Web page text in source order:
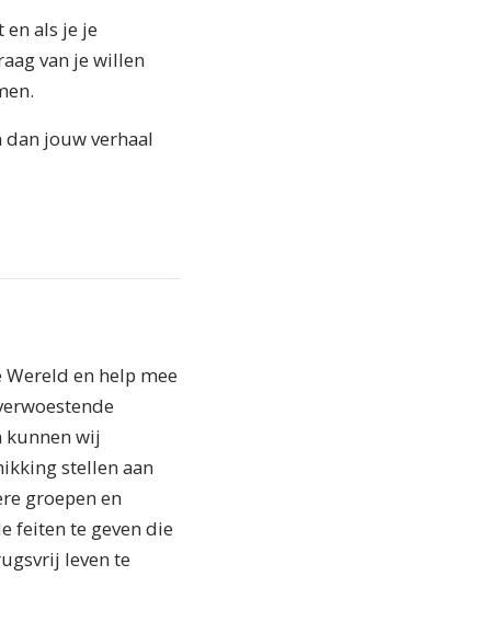
als je je
van je willen
jouw verhaal
en help mee
kunnen wij
stellen aan
groepen en
feiten te geven die
leven te